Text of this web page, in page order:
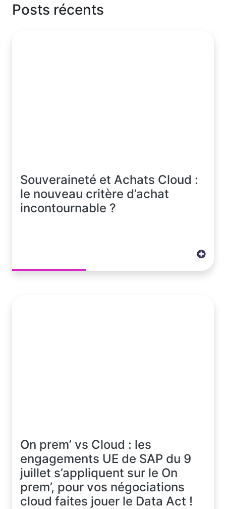
Posts récents
Souveraineté et Achats Cloud :
le nouveau critère d’achat
incontournable ?
On prem’ vs Cloud : les
engagements UE de SAP du 9
juillet s’appliquent sur le On
prem’, pour vos négociations
cloud faites jouer le Data Act !